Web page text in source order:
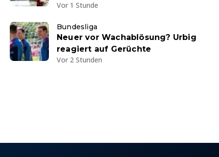
Vor 1 Stunde
Bundesliga
Neuer vor Wachablösung? Urbig
reagiert auf Gerüchte
Vor 2 Stunden